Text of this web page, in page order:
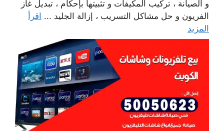
و الصيانة ، تركيب المكيفات و تثبيتها بإحكام ، تبديل غاز
الفريون و حل مشاكل التسريب ، إزالة الجليد ... اقرأ
المزيد